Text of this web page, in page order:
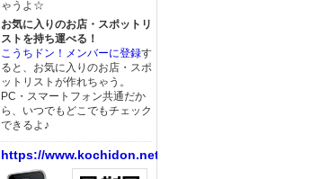
ゃうよ☆
お気に入りのお店・スポットリ
ストを持ち運べる！
こうちドン！メンバーに登録す
ると、お気に入りのお店・スポ
ットリストが作れちゃう。
PC・スマートフォン共通だか
ら、いつでもどこでもチェック
できるよ♪
https://www.kochidon.net/